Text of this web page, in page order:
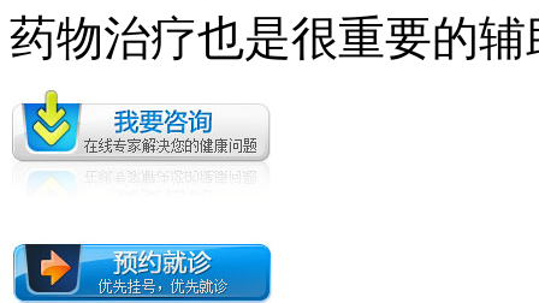
药物治疗也是很重要的